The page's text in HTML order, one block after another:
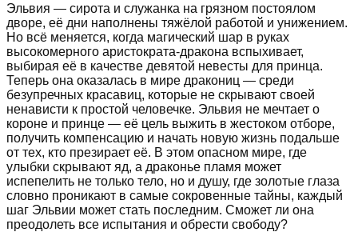
Эльвия — сирота и служанка на грязном постоялом
дворе, её дни наполнены тяжёлой работой и унижением.
Но всё меняется, когда магический шар в руках
высокомерного аристократа-дракона вспыхивает,
выбирая её в качестве девятой невесты для принца.
Теперь она оказалась в мире дракониц — среди
безупречных красавиц, которые не скрывают своей
ненависти к простой человечке. Эльвия не мечтает о
короне и принце — её цель выжить в жестоком отборе,
получить компенсацию и начать новую жизнь подальше
от тех, кто презирает её. В этом опасном мире, где
улыбки скрывают яд, а драконье пламя может
испепелить не только тело, но и душу, где золотые глаза
словно проникают в самые сокровенные тайны, каждый
шаг Эльвии может стать последним. Сможет ли она
преодолеть все испытания и обрести свободу?